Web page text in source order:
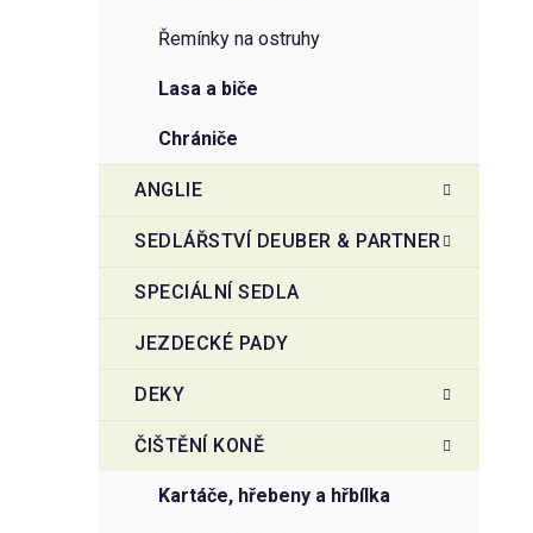
řemínky na ostruhy
lasa a biče
chrániče
ANGLIE
SEDLÁŘSTVÍ DEUBER & PARTNER
SPECIÁLNÍ SEDLA
JEZDECKÉ PADY
DEKY
ČIŠTĚNÍ KONĚ
kartáče, hřebeny a hřbílka